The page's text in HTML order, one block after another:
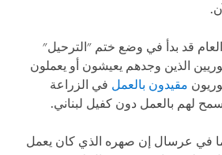
قد بدأ في وضع ختم "الترحيل"
الذين وجدهم يعيشون أو يعملون
مقيدون بالعمل في الزراعة
لهم بالعمل دون كفيل لبناني.
عمره 41 عاما في عرسال إن صهره الذي كان يعمل